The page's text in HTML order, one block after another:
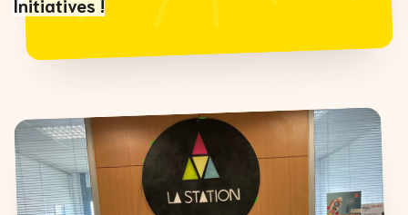
Initiatives !